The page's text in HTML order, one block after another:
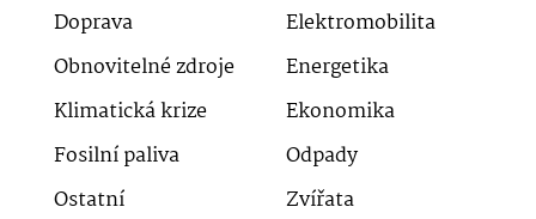
Doprava
Elektromobilita
Obnovitelné zdroje
Energetika
Klimatická krize
Ekonomika
Fosilní paliva
Odpady
Ostatní
Zvířata